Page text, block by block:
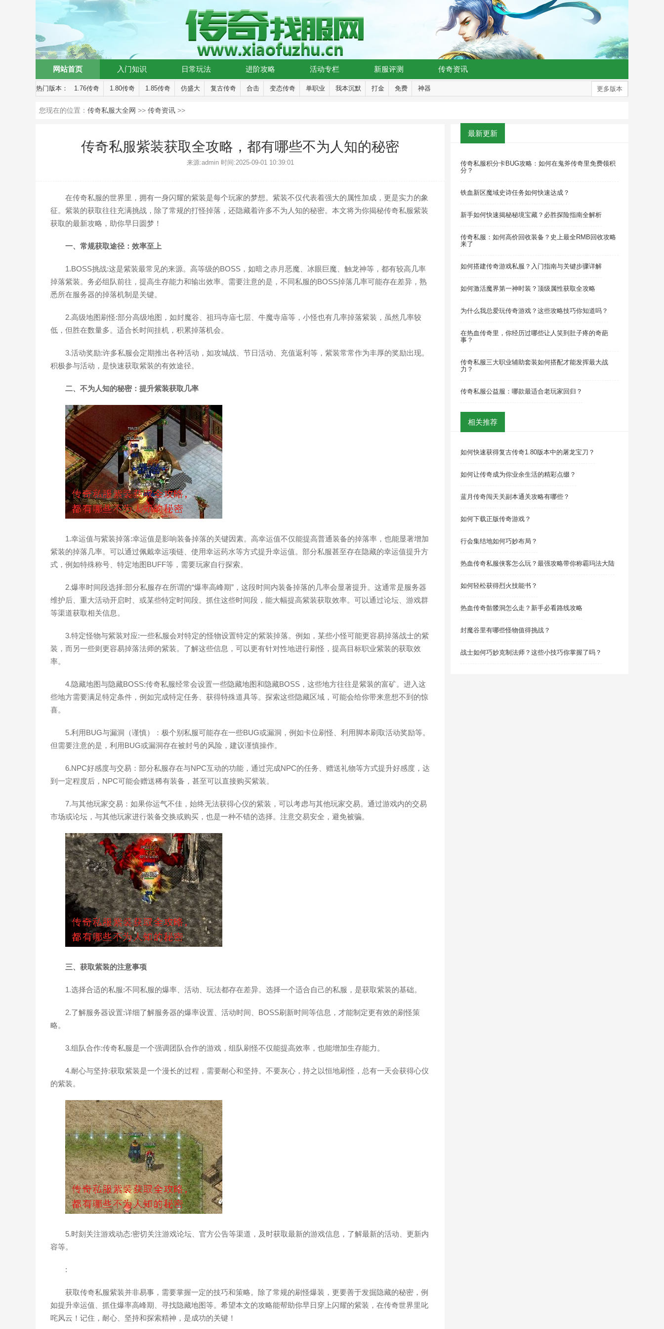
网站首页 入门知识 日常玩法 进阶攻略 活动专栏 新服评测 传奇资讯
热门版本： 1.76传奇 1.80传奇 1.85传奇 仿盛大 复古传奇 合击 变态传奇 单职业 我本沉默 打金 免费 神器 更多版本
您现在的位置： 传奇私服大全网 >> 传奇资讯 >>
传奇私服紫装获取全攻略，都有哪些不为人知的秘密
来源:admin 时间:2025-09-01 10:39:01
在传奇私服的世界里，拥有一身闪耀的紫装是每个玩家的梦想。紫装不仅代表着强大的属性加成，更是实力的象
征。紫装的获取往往充满挑战，除了常规的打怪掉落，还隐藏着许多不为人知的秘密。本文将为你揭秘传奇私服紫装
获取的最新攻略，助你早日圆梦！
一、常规获取途径：效率至上
1.BOSS挑战:这是紫装最常见的来源。高等级的BOSS，如暗之赤月恶魔、冰眼巨魔、触龙神等，都有较高几率
掉落紫装。务必组队前往，提高生存能力和输出效率。需要注意的是，不同私服的BOSS掉落几率可能存在差异，熟
悉所在服务器的掉落机制是关键。
2.高级地图刷怪:部分高级地图，如封魔谷、祖玛寺庙七层、牛魔寺庙等，小怪也有几率掉落紫装，虽然几率较
低，但胜在数量多。适合长时间挂机，积累掉落机会。
3.活动奖励:许多私服会定期推出各种活动，如攻城战、节日活动、充值返利等，紫装常常作为丰厚的奖励出现。
积极参与活动，是快速获取紫装的有效途径。
二、不为人知的秘密：提升紫装获取几率
1.幸运值与紫装掉落:幸运值是影响装备掉落的关键因素。高幸运值不仅能提高普通装备的掉落率，也能显著增加
紫装的掉落几率。可以通过佩戴幸运项链、使用幸运药水等方式提升幸运值。部分私服甚至存在隐藏的幸运值提升方
式，例如特殊称号、特定地图BUFF等，需要玩家自行探索。
2.爆率时间段选择:部分私服存在所谓的“爆率高峰期”，这段时间内装备掉落的几率会显著提升。这通常是服务器
维护后、重大活动开启时、或某些特定时间段。抓住这些时间段，能大幅提高紫装获取效率。可以通过论坛、游戏群
等渠道获取相关信息。
3.特定怪物与紫装对应:一些私服会对特定的怪物设置特定的紫装掉落。例如，某些小怪可能更容易掉落战士的紫
装，而另一些则更容易掉落法师的紫装。了解这些信息，可以更有针对性地进行刷怪，提高目标职业紫装的获取效
率。
4.隐藏地图与隐藏BOSS:传奇私服经常会设置一些隐藏地图和隐藏BOSS，这些地方往往是紫装的富矿。进入这
些地方需要满足特定条件，例如完成特定任务、获得特殊道具等。探索这些隐藏区域，可能会给你带来意想不到的惊
喜。
5.利用BUG与漏洞（谨慎）：极个别私服可能存在一些BUG或漏洞，例如卡位刷怪、利用脚本刷取活动奖励等。
但需要注意的是，利用BUG或漏洞存在被封号的风险，建议谨慎操作。
6.NPC好感度与交易：部分私服存在与NPC互动的功能，通过完成NPC的任务、赠送礼物等方式提升好感度，达
到一定程度后，NPC可能会赠送稀有装备，甚至可以直接购买紫装。
7.与其他玩家交易：如果你运气不佳，始终无法获得心仪的紫装，可以考虑与其他玩家交易。通过游戏内的交易
市场或论坛，与其他玩家进行装备交换或购买，也是一种不错的选择。注意交易安全，避免被骗。
三、获取紫装的注意事项
1.选择合适的私服:不同私服的爆率、活动、玩法都存在差异。选择一个适合自己的私服，是获取紫装的基础。
2.了解服务器设置:详细了解服务器的爆率设置、活动时间、BOSS刷新时间等信息，才能制定更有效的刷怪策
略。
3.组队合作:传奇私服是一个强调团队合作的游戏，组队刷怪不仅能提高效率，也能增加生存能力。
4.耐心与坚持:获取紫装是一个漫长的过程，需要耐心和坚持。不要灰心，持之以恒地刷怪，总有一天会获得心仪
的紫装。
5.时刻关注游戏动态:密切关注游戏论坛、官方公告等渠道，及时获取最新的游戏信息，了解最新的活动、更新内
容等。
:
获取传奇私服紫装并非易事，需要掌握一定的技巧和策略。除了常规的刷怪爆装，更要善于发掘隐藏的秘密，例
如提升幸运值、抓住爆率高峰期、寻找隐藏地图等。希望本文的攻略能帮助你早日穿上闪耀的紫装，在传奇世界里叱
咤风云！记住，耐心、坚持和探索精神，是成功的关键！
最新更新
传奇私服积分卡BUG攻略：如何在鬼斧传奇里免费领积
分？
铁血新区魔域史诗任务如何快速达成？
新手如何快速揭秘秘境宝藏？必胜探险指南全解析
传奇私服：如何高价回收装备？史上最全RMB回收攻略
来了
如何搭建传奇游戏私服？入门指南与关键步骤详解
如何激活魔界第一神时装？顶级属性获取全攻略
为什么我总爱玩传奇游戏？这些攻略技巧你知道吗？
在热血传奇里，你经历过哪些让人笑到肚子疼的奇葩
事？
传奇私服三大职业辅助套装如何搭配才能发挥最大战
力？
传奇私服公益服：哪款最适合老玩家回归？
相关推荐
如何快速获得复古传奇1.80版本中的屠龙宝刀？
如何让传奇成为你业余生活的精彩点缀？
蓝月传奇闯天关副本通关攻略有哪些？
如何下载正版传奇游戏？
行会集结地如何巧妙布局？
热血传奇私服侠客怎么玩？最强攻略带你称霸玛法大陆
如何轻松获得烈火技能书？
热血传奇骷髅洞怎么走？新手必看路线攻略
封魔谷里有哪些怪物值得挑战？
战士如何巧妙克制法师？这些小技巧你掌握了吗？